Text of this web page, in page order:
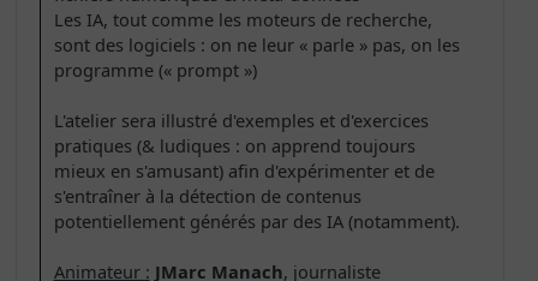
Les IA, tout comme les moteurs de recherche,
sont des logiciels : on ne leur « parle » pas, on les
programme (« prompt »)
L'atelier sera illustré d'exemples et d'exercices
pratiques (& ludiques : on apprend toujours
mieux en s'amusant) afin d'expérimenter et de
s'entraîner à la détection de contenus
potentiellement générés par des IA (notamment).
Animateur : JMarc Manach, journaliste